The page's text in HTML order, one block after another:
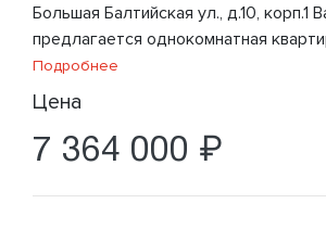
Большая Балтийская ул., д.10, корп.1
предлагается однокомнатная
Подробнее
Цена
7 364 000 ₽